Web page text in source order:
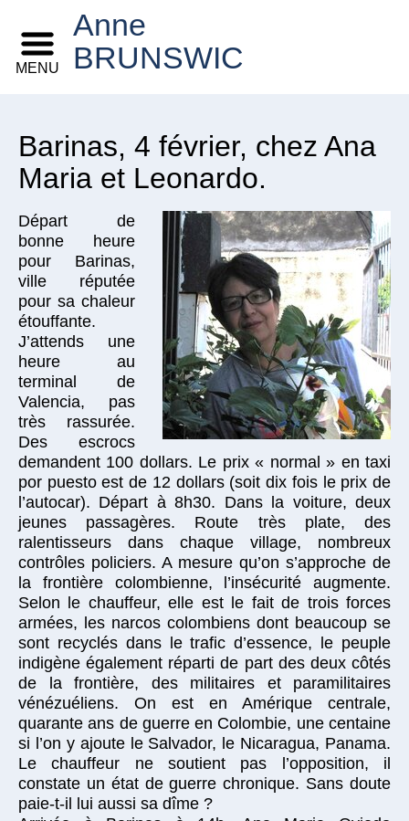
Anne
BRUNSWIC
MENU
Barinas, 4 février, chez Ana
Maria et Leonardo.
Départ de
bonne heure
pour Barinas,
ville réputée
pour sa chaleur
étouffante.
J’attends une
heure au
terminal de
Valencia, pas
très rassurée.
Des escrocs
demandent 100 dollars. Le prix « normal » en taxi
por puesto est de 12 dollars (soit dix fois le prix de
l’autocar). Départ à 8h30. Dans la voiture, deux
jeunes passagères. Route très plate, des
ralentisseurs dans chaque village, nombreux
contrôles policiers. A mesure qu’on s’approche de
la frontière colombienne, l’insécurité augmente.
Selon le chauffeur, elle est le fait de trois forces
armées, les narcos colombiens dont beaucoup se
sont recyclés dans le trafic d’essence, le peuple
indigène également réparti de part des deux côtés
de la frontière, des militaires et paramilitaires
vénézuéliens. On est en Amérique centrale,
quarante ans de guerre en Colombie, une centaine
si l’on y ajoute le Salvador, le Nicaragua, Panama.
Le chauffeur ne soutient pas l’opposition, il
constate un état de guerre chronique. Sans doute
paie-t-il lui aussi sa dîme ?